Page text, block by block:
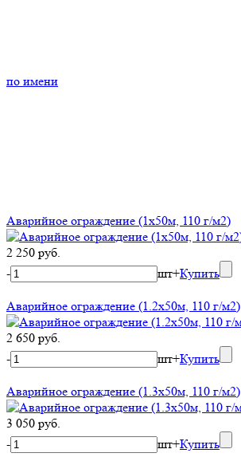
по имени
Аварийное ограждение (1х50м, 110 г/м2)
2 250 руб.
-
шт+Купить
Аварийное ограждение (1.2х50м, 110 г/м2)
2 650 руб.
-
шт+Купить
Аварийное ограждение (1.3х50м, 110 г/м2)
3 050 руб.
-
шт+Купить